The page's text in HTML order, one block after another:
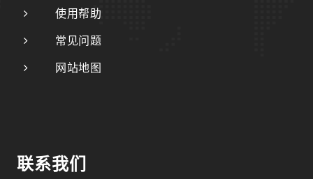
使用帮助
常见问题
网站地图
联系我们